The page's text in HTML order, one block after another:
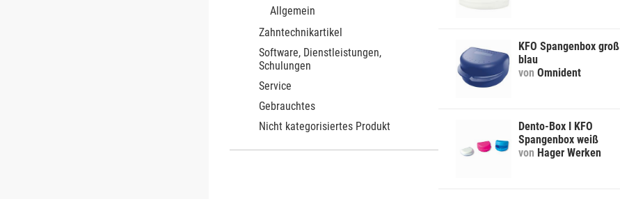
Allgemein
Zahntechnikartikel
Software, Dienstleistungen,
Schulungen
Service
Gebrauchtes
Nicht kategorisiertes Produkt
KFO Spangenbox groß
blau
von Omnident
Dento-Box I KFO
Spangenbox weiß
von Hager Werken